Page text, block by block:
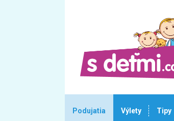
Podujatia Výlety Tipy